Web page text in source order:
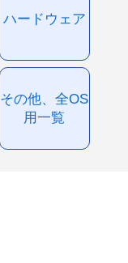
ハードウェア
その他、全OS
用一覧